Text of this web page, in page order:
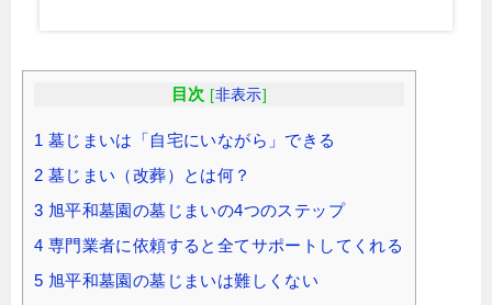
目次 [非表示]
1 墓じまいは「自宅にいながら」できる
2 墓じまい（改葬）とは何？
3 旭平和墓園の墓じまいの4つのステップ
4 専門業者に依頼すると全てサポートしてくれる
5 旭平和墓園の墓じまいは難しくない